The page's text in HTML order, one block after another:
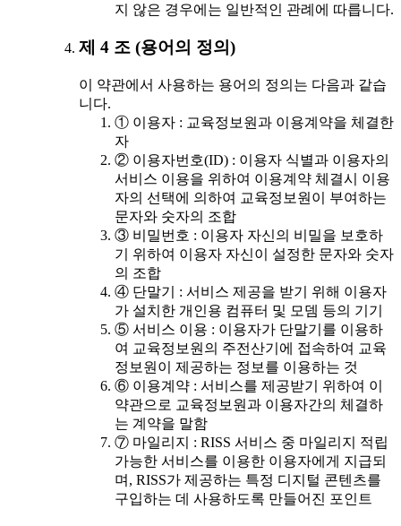
지 않은 경우에는 일반적인 관례에 따릅니다.
제 4 조 (용어의 정의)
이 약관에서 사용하는 용어의 정의는 다음과 같습
니다.
① 이용자 : 교육정보원과 이용계약을 체결한
자
② 이용자번호(ID) : 이용자 식별과 이용자의
서비스 이용을 위하여 이용계약 체결시 이용
자의 선택에 의하여 교육정보원이 부여하는
문자와 숫자의 조합
③ 비밀번호 : 이용자 자신의 비밀을 보호하
기 위하여 이용자 자신이 설정한 문자와 숫자
의 조합
④ 단말기 : 서비스 제공을 받기 위해 이용자
가 설치한 개인용 컴퓨터 및 모뎀 등의 기기
⑤ 서비스 이용 : 이용자가 단말기를 이용하
여 교육정보원의 주전산기에 접속하여 교육
정보원이 제공하는 정보를 이용하는 것
⑥ 이용계약 : 서비스를 제공받기 위하여 이
약관으로 교육정보원과 이용자간의 체결하
는 계약을 말함
⑦ 마일리지 : RISS 서비스 중 마일리지 적립
가능한 서비스를 이용한 이용자에게 지급되
며, RISS가 제공하는 특정 디지털 콘텐츠를
구입하는 데 사용하도록 만들어진 포인트